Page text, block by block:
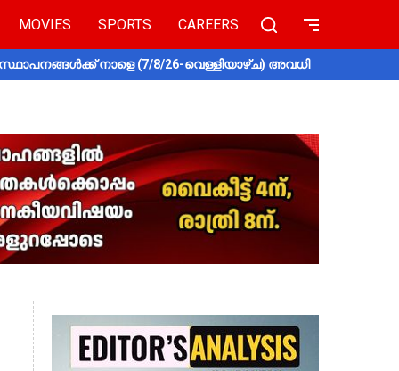
MOVIES SPORTS CAREERS
നാളെ (7/8/26-വെള്ളിയാഴ്ച) അവധി